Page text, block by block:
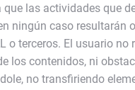
las actividades que
ningún caso
o terceros. El usuario
los contenidos, ni
no transfiriendo